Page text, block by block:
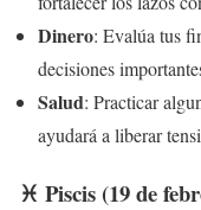
Dinero: Evalúa tus
decisiones
Salud: Practicar
ayudará a liberar
♓ Piscis (19 de